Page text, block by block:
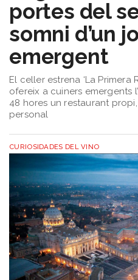
portes del
somni d’un
emergent
El celler estrena ‘La Primera
ofereix a cuiners emergents
48 hores un restaurant
personal
CURIOSIDADES DEL VINO